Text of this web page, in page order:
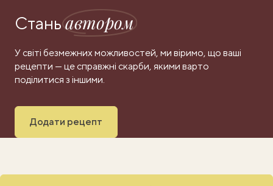
Станьавтором
У світі безмежних можливостей, ми віримо, що ваші
рецепти — це справжні скарби, якими варто
поділитися з іншими.
Додати рецепт